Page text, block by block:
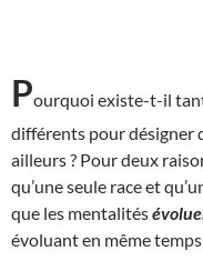
Pourquoi existe-t-il
différents pour désigner
ailleurs ? Pour deux
qu’une seule race et
que les mentalités
évoluant en même temps